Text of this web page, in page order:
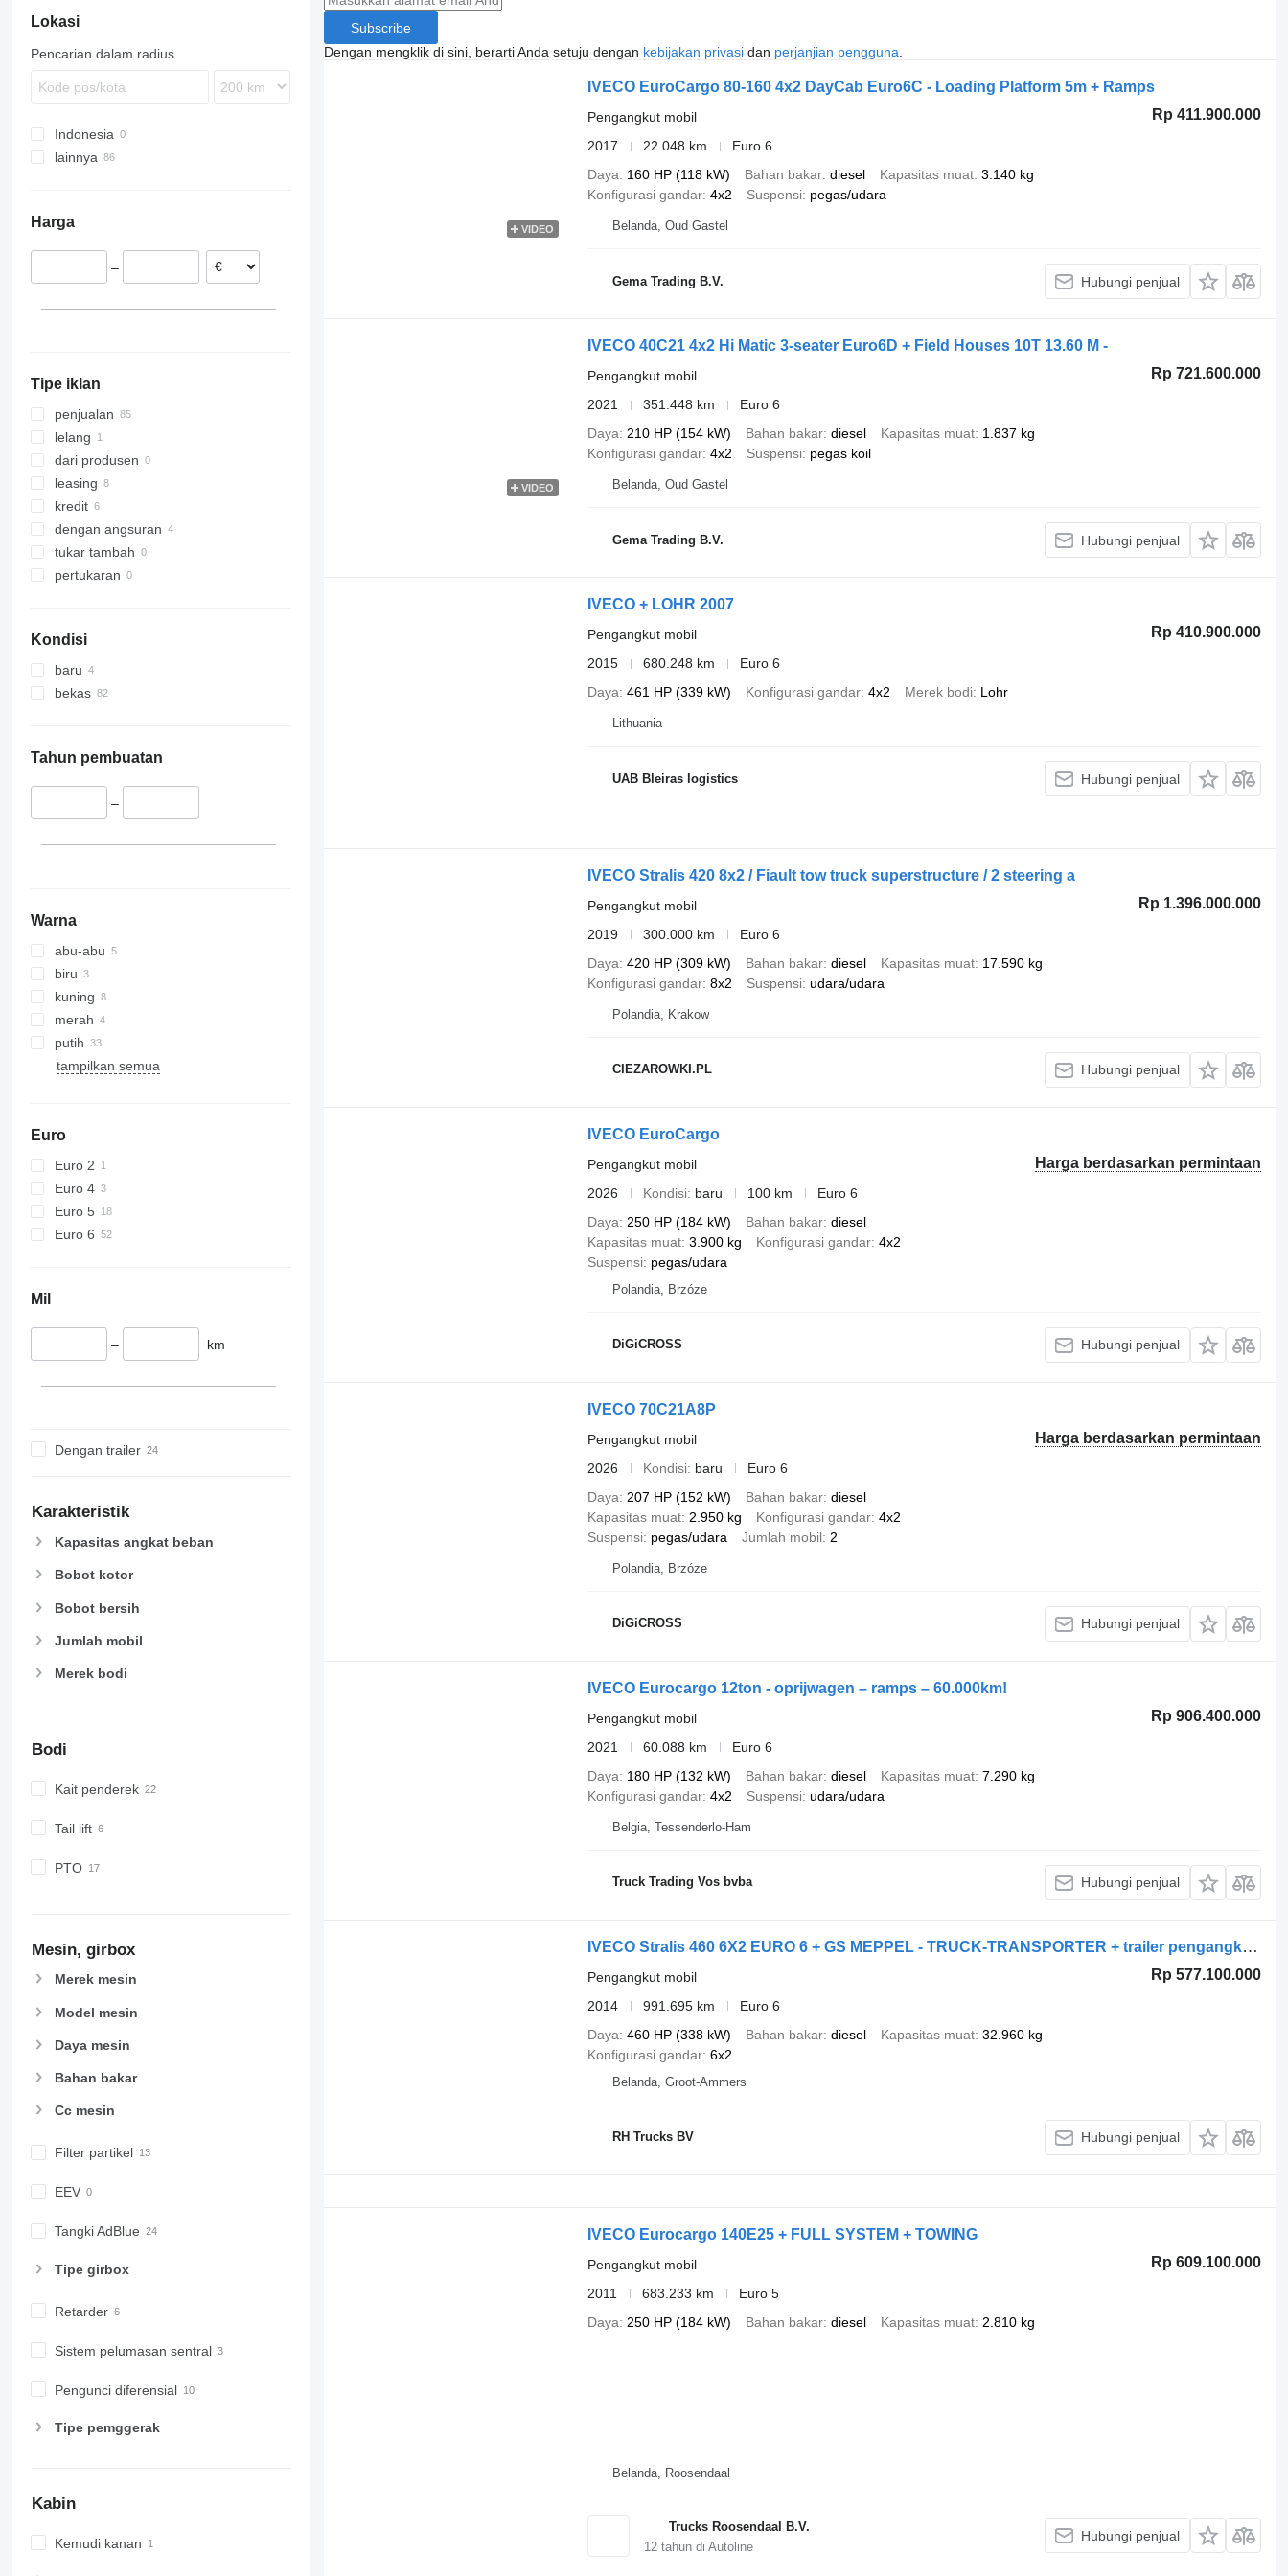
Lokasi
Pencarian dalam radius
Indonesia
lainnya
Rumania
Italia
Harga
–
Tipe iklan
penjualan
lelang
dari produsen
leasing
kredit
dengan angsuran
tukar tambah
pertukaran
Kondisi
baru
bekas
Tahun pembuatan
–
Warna
abu-abu
biru
kuning
merah
putih
tampilkan semua
Euro
Euro 2
Euro 4
Euro 5
Euro 6
Mil
– km
Dengan trailer
Karakteristik
Kapasitas angkat beban
Bobot kotor
Bobot bersih
Jumlah mobil
Merek bodi
Bodi
Kait penderek
Tail lift
PTO
Mesin, girbox
Merek mesin
Model mesin
Daya mesin
Bahan bakar
Cc mesin
Filter partikel
EEV
Tangki AdBlue
Tipe girbox
Retarder
Sistem pelumasan sentral
Pengunci diferensial
Tipe pemggerak
Kabin
Kemudi kanan
Subscribe
Dengan mengklik di sini, berarti Anda setuju dengan kebijakan privasidan perjanjian pengguna
VIDEO
IVECO EuroCargo 80-160 4x2 DayCab Euro6C - Loading Platform 5m + Ramps
Rp 411.900.000
Pengangkut mobil
2017
22.048 km
Euro 6
Daya
160 HP (118 kW) Bahan bakar diesel Kapasitas muat 3.140 kg
Konfigurasi gandar 4x2 Suspensi pegas/udara
Belanda, Oud Gastel
Gema Trading B.V. Hubungi penjual
VIDEO
IVECO 40C21 4x2 Hi Matic 3-seater Euro6D + Field Houses 10T 13.60 M -
Rp 721.600.000
Pengangkut mobil
2021
351.448 km
Euro 6
Daya
210 HP (154 kW) Bahan bakar diesel Kapasitas muat 1.837 kg
Konfigurasi gandar 4x2 Suspensi pegas koil
Belanda, Oud Gastel
Gema Trading B.V. Hubungi penjual
IVECO + LOHR 2007
Rp 410.900.000
Pengangkut mobil
2015
680.248 km
Euro 6
Daya 461 HP (339 kW) Konfigurasi gandar 4x2 Merek bodi Lohr
Lithuania
UAB Bleiras logistics Hubungi penjual
IVECO Stralis 420 8x2 / Fiault tow truck superstructure / 2 steering a
Rp 1.396.000.000
Pengangkut mobil
2019
300.000 km
Euro 6
Daya 420 HP (309 kW) Bahan bakar diesel Kapasitas muat 17.590 kg
Konfigurasi gandar 8x2 Suspensi udara/udara
Polandia, Krakow
CIEZAROWKI.PL Hubungi penjual
IVECO EuroCargo
Harga berdasarkan permintaan
Pengangkut mobil
2026
Kondisi baru 100 km
Euro 6
Daya
250 HP (184 kW) Bahan bakar diesel
Kapasitas muat 3.900 kg Konfigurasi gandar 4x2
Suspensi pegas/udara
Polandia, Brzóze
DiGiCROSS Hubungi penjual
IVECO 70C21A8P
Harga berdasarkan permintaan
Pengangkut mobil
2026
Kondisi baru
Euro 6
Daya
207 HP (152 kW) Bahan bakar diesel
Kapasitas muat 2.950 kg Konfigurasi gandar 4x2
Suspensi pegas/udara Jumlah mobil 2
Polandia, Brzóze
DiGiCROSS Hubungi penjual
IVECO Eurocargo 12ton - oprijwagen – ramps – 60.000km!
Rp 906.400.000
Pengangkut mobil
2021
60.088 km
Euro 6
Daya
180 HP (132 kW) Bahan bakar diesel Kapasitas muat 7.290 kg
Konfigurasi gandar 4x2 Suspensi udara/udara
Belgia, Tessenderlo-Ham
Truck Trading Vos bvba Hubungi penjual
IVECO Stralis 460 6X2 EURO 6 + GS MEPPEL - TRUCK-TRANSPORTER + trailer pengangkut mobil
Rp 577.100.000
Pengangkut mobil
2014
991.695 km
Euro 6
Daya 460 HP (338 kW) Bahan bakar diesel Kapasitas muat 32.960 kg
Konfigurasi gandar 6x2
Belanda, Groot-Ammers
RH Trucks BV Hubungi penjual
IVECO Eurocargo 140E25 + FULL SYSTEM + TOWING
Rp 609.100.000
Pengangkut mobil
2011
683.233 km
Euro 5
Daya
250 HP (184 kW) Bahan bakar diesel Kapasitas muat 2.810 kg
Belanda, Roosendaal
Trucks Roosendaal B.V.
12tahun di Autoline
Hubungi penjual